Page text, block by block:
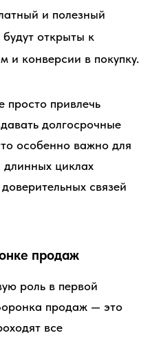
и полезный
будут открыты к
и конверсии в покупку.
просто привлечь
долгосрочные
особенно важно для
циклах
связей
продаж
роль в первой
продаж — это
все